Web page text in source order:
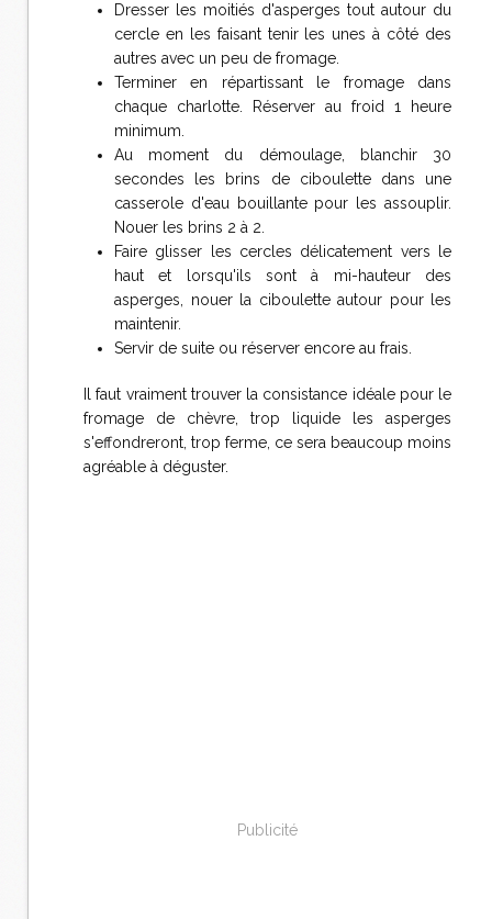
Dresser les moitiés d'asperges tout autour du
cercle en les faisant tenir les unes à côté des
autres avec un peu de fromage.
Terminer en répartissant le fromage dans
chaque charlotte. Réserver au froid 1 heure
minimum.
Au moment du démoulage, blanchir 30
secondes les brins de ciboulette dans une
casserole d'eau bouillante pour les assouplir.
Nouer les brins 2 à 2.
Faire glisser les cercles délicatement vers le
haut et lorsqu'ils sont à mi-hauteur des
asperges, nouer la ciboulette autour pour les
maintenir.
Servir de suite ou réserver encore au frais.
Il faut vraiment trouver la consistance idéale pour le
fromage de chèvre, trop liquide les asperges
s'effondreront, trop ferme, ce sera beaucoup moins
agréable à déguster.
Publicité